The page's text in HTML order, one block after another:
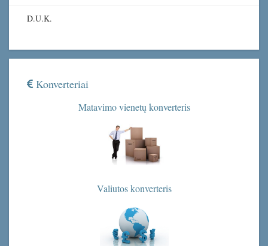
D.U.K.
Konverteriai
Matavimo vienetų konverteris
Valiutos konverteris